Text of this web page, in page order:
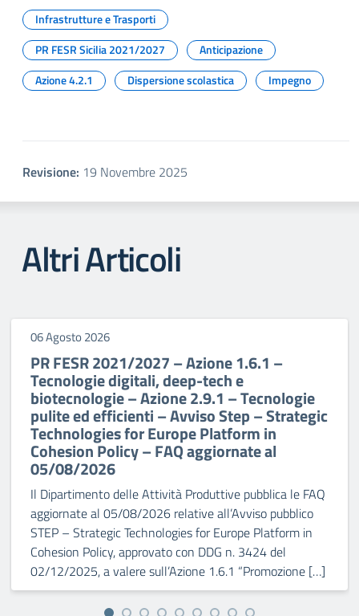
Infrastrutture e Trasporti
PR FESR Sicilia 2021/2027
Anticipazione
Azione 4.2.1
Dispersione scolastica Impegno
Revisione: 19 Novembre 2025
Altri Articoli
06 Agosto 2026
PR FESR 2021/2027 – Azione 1.6.1 –
Tecnologie digitali, deep-tech e
biotecnologie – Azione 2.9.1 – Tecnologie
pulite ed efficienti – Avviso Step – Strategic
Technologies for Europe Platform in
Cohesion Policy – FAQ aggiornate al
05/08/2026
Il Dipartimento delle Attività Produttive pubblica le FAQ
aggiornate al 05/08/2026 relative all’Avviso pubblico
STEP – Strategic Technologies for Europe Platform in
Cohesion Policy, approvato con DDG n. 3424 del
02/12/2025, a valere sull’Azione 1.6.1 “Promozione […]